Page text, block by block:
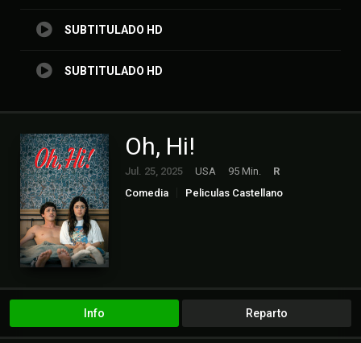
SUBTITULADO HD
SUBTITULADO HD
Oh, Hi!
Jul. 25, 2025 USA 95 Min.
R
Comedia
Peliculas Castellano
Info Reparto